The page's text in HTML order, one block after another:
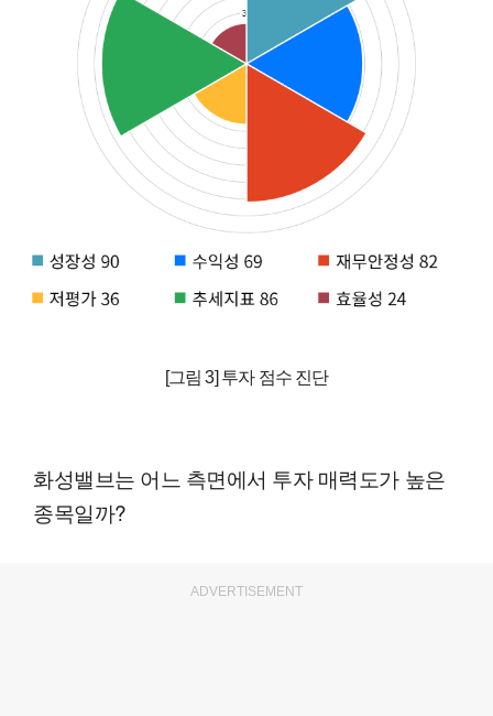
[그림 3] 투자 점수 진단
화성밸브는 어느 측면에서 투자 매력도가 높은
종목일까?
ADVERTISEMENT